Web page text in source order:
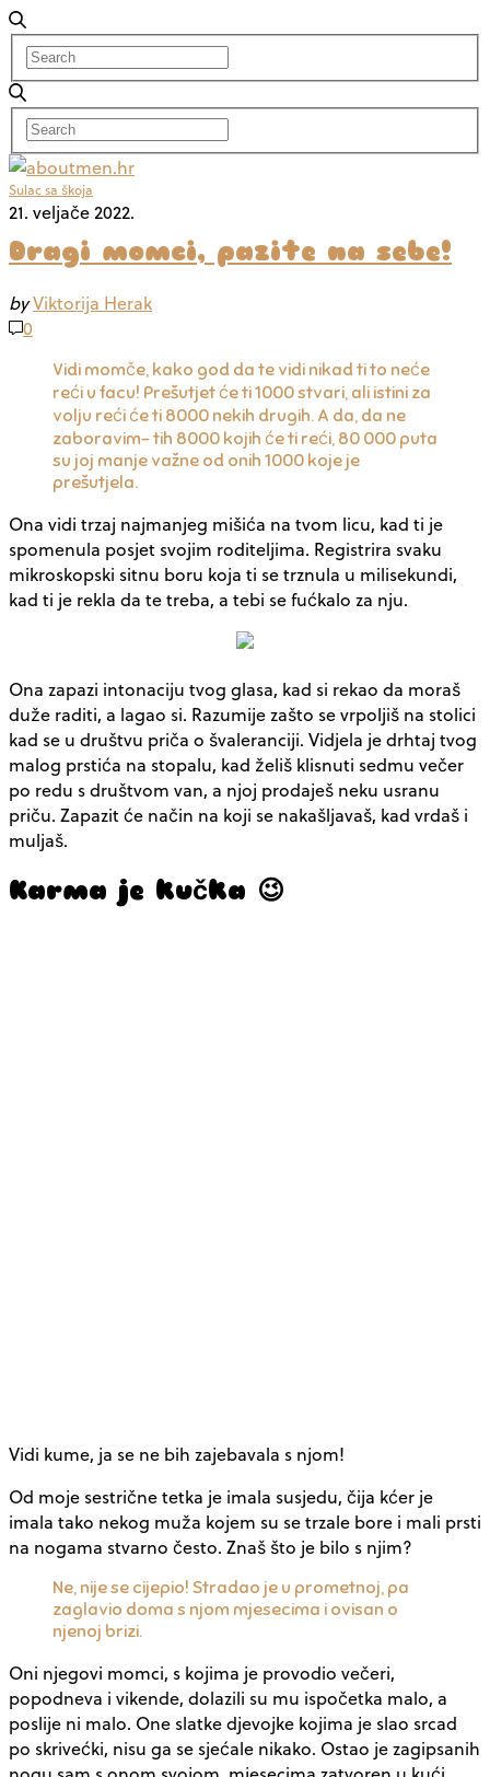
Sulac sa škoja
21. veljače 2022.
Dragi momci, pazite na sebe!
byViktorija Herak
0
Vidi momče, kako god da te vidi nikad ti to neće
reći u facu! Prešutjet će ti 1000 stvari, ali istini za
volju reći će ti 8000 nekih drugih. A da, da ne
zaboravim- tih 8000 kojih će ti reći, 80 000 puta
su joj manje važne od onih 1000 koje je
prešutjela.
Ona vidi trzaj najmanjeg mišića na tvom licu, kad ti je
spomenula posjet svojim roditeljima. Registrira svaku
mikroskopski sitnu boru koja ti se trznula u milisekundi,
kad ti je rekla da te treba, a tebi se fućkalo za nju.
Ona zapazi intonaciju tvog glasa, kad si rekao da moraš
duže raditi, a lagao si. Razumije zašto se vrpoljiš na stolici
kad se u društvu priča o švaleranciji. Vidjela je drhtaj tvog
malog prstića na stopalu, kad želiš klisnuti sedmu večer
po redu s društvom van, a njoj prodaješ neku usranu
priču. Zapazit će način na koji se nakašljavaš, kad vrdaš i
muljaš.
Karma je kučka 😉
Vidi kume, ja se ne bih zajebavala s njom!
Od moje sestrične tetka je imala susjedu, čija kćer je
imala tako nekog muža kojem su se trzale bore i mali prsti
na nogama stvarno često. Znaš što je bilo s njim?
Ne, nije se cijepio! Stradao je u prometnoj, pa
zaglavio doma s njom mjesecima i ovisan o
njenoj brizi.
Oni njegovi momci, s kojima je provodio večeri,
popodneva i vikende, dolazili su mu ispočetka malo, a
poslije ni malo. One slatke djevojke kojima je slao srcad
po skrivećki, nisu ga se sjećale nikako. Ostao je zagipsanih